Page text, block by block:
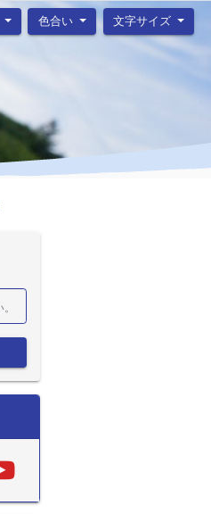
色合い 文字サイズ